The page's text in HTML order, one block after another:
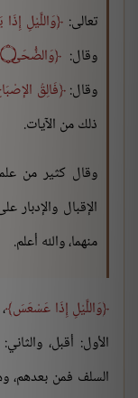
تعالى: وَاللَّيْلِ إِذَا يَغْشَى
وقال: وَالضُّحَى ۝ وَاللَّيْلِ إِذَا سَجَى
وقال: فَالِقُ
ذلك من الآيات.
وقال كثير من
الإقبال
منهما، والله أعلم.
وَاللَّيْلِ إِذَا عَسْعَسَ
الأول: أقبل،
السلف فمن بعدهم،